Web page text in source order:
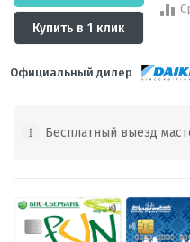
Купить в 1 клик
Официальный дилер
Бесплатный выезд